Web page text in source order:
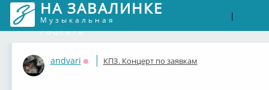
НА ЗАВАЛИНКЕ
Музыкальная
соцсеть
|
andvari
Оффлайн
КПЗ. Концерт по заявкам